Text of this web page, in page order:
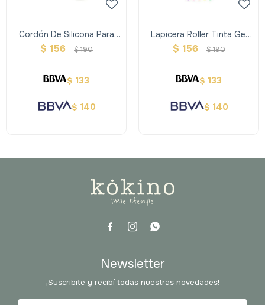
Cordón De Silicona Para
Tarjetero - Blanco
$ 156 $190
$ 133
$ 140
Lapicera Roller Tinta Gel
Neon X5
$ 156 $190
$ 133
$ 140
  
Newsletter
¡Suscribite y recibí todas nuestras novedades!